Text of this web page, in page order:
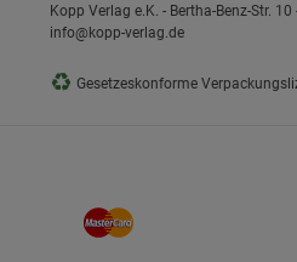
Kopp Verlag e.K. - Bertha-Benz-Str.
info@kopp-verlag.de
♻ Gesetzeskonforme